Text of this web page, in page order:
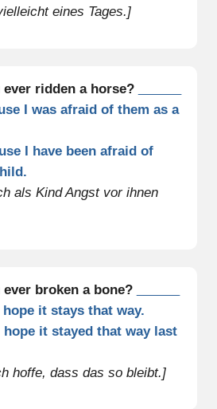
eines Tages.]
ever ridden a horse?
I was afraid of them as a
I have been afraid of
als Kind Angst vor ihnen
ever broken a bone?
hope it stays that way.
hope it stayed that way last
hoffe, dass das so bleibt.]